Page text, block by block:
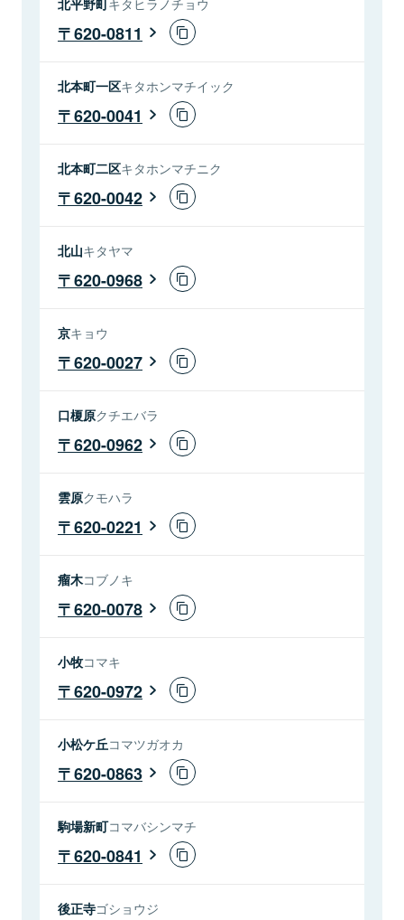
620-0811
北本町一区キタホンマチイック
620-0041
北本町二区キタホンマチニク
620-0042
北山キタヤマ
620-0968
京キョウ
620-0027
口榎原クチエバラ
620-0962
雲原クモハラ
620-0221
瘤木コブノキ
620-0078
小牧コマキ
620-0972
小松ケ丘コマツガオカ
620-0863
駒場新町コマバシンマチ
620-0841
後正寺ゴショウジ